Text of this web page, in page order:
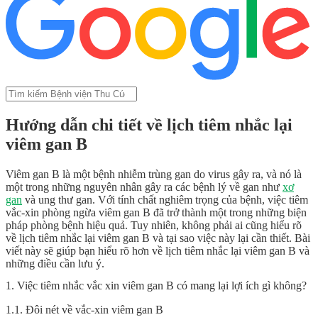
Hướng dẫn chi tiết về lịch tiêm nhắc lại
viêm gan B
Viêm gan B là một bệnh nhiễm trùng gan do virus gây ra, và nó là
một trong những nguyên nhân gây ra các bệnh lý về gan như xơ
gan và ung thư gan. Với tính chất nghiêm trọng của bệnh, việc tiêm
vắc-xin phòng ngừa viêm gan B đã trở thành một trong những biện
pháp phòng bệnh hiệu quả. Tuy nhiên, không phải ai cũng hiểu rõ
về lịch tiêm nhắc lại viêm gan B và tại sao việc này lại cần thiết. Bài
viết này sẽ giúp bạn hiểu rõ hơn về lịch tiêm nhắc lại viêm gan B và
những điều cần lưu ý.
1. Việc tiêm nhắc vắc xin viêm gan B có mang lại lợi ích gì không?
1.1. Đôi nét về vắc-xin viêm gan B